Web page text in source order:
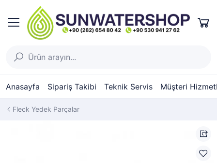
Anasayfa Sipariş Takibi Teknik Servis Müşteri
Fleck Yedek Parçalar